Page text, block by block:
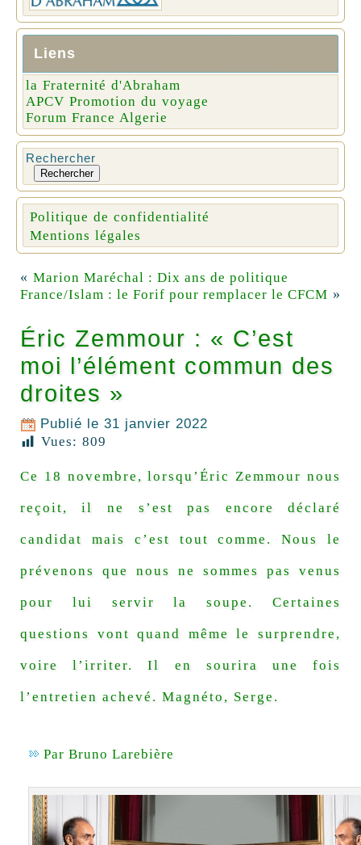
Liens
la Fraternité d'Abraham
APCV Promotion du voyage
Forum France Algerie
Rechercher
Rechercher
Politique de confidentialité
Mentions légales
« Marion Maréchal : Dix ans de politique
France/Islam : le Forif pour remplacer le CFCM »
Éric Zemmour : « C’est
moi l’élément commun des
droites »
Publié le 31 janvier 2022
Vues: 809
Ce 18 novembre, lorsqu’Éric Zemmour nous
reçoit, il ne s’est pas encore déclaré
candidat mais c’est tout comme. Nous le
prévenons que nous ne sommes pas venus
pour lui servir la soupe. Certaines
questions vont quand même le surprendre,
voire l’irriter. Il en sourira une fois
l’entretien achevé. Magnéto, Serge.
Par Bruno Larebière